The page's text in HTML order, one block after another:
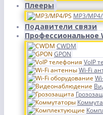
Плееры
MP3/MP4/
Подавители связи
Профессиональное
CWDM
GPON
VoIP
Wi-Fi